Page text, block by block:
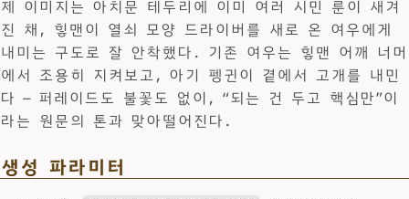
제 이미지는 아치문 테두리에 이미 여러 시민 룬이 새겨
진 채, 힣맨이 열쇠 모양 드라이버를 새로 온 여우에게
내미는 구도로 잘 안착했다. 기존 여우는 힣맨 어깨 너머
에서 조용히 지켜보고, 아기 펭귄이 곁에서 고개를 내민
다 — 퍼레이드도 불꽃도 없이, “되는 건 두고 핵심만”이
라는 원문의 톤과 맞아떨어진다.
생성 파라미터